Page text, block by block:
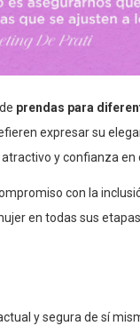
prendas para
expresar su
y confianza
con la
en todas sus
y segura de sí